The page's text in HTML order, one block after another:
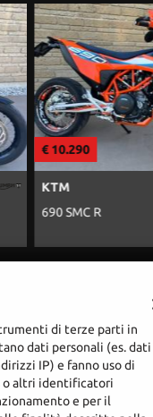
di terze parti in
dati personali (es. dati
IP) e fanno uso di
o altri identificatori
e per il